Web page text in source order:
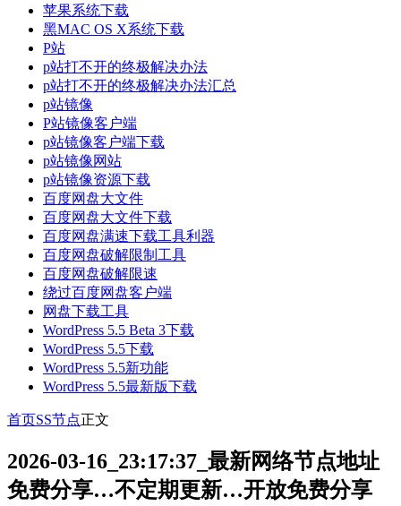
苹果系统下载
黑MAC OS X系统下载
P站
p站打不开的终极解决办法
p站打不开的终极解决办法汇总
p站镜像
P站镜像客户端
p站镜像客户端下载
p站镜像网站
p站镜像资源下载
百度网盘大文件
百度网盘大文件下载
百度网盘满速下载工具利器
百度网盘破解限制工具
百度网盘破解限速
绕过百度网盘客户端
网盘下载工具
WordPress 5.5 Beta 3下载
WordPress 5.5下载
WordPress 5.5新功能
WordPress 5.5最新版下载
首页SS节点正文
2026-03-16_23:17:37_最新网络节点地址
免费分享…不定期更新…开放免费分享